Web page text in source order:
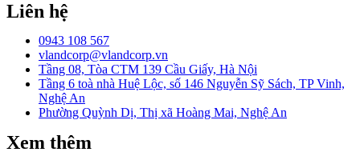
Liên hệ
0943 108 567
vlandcorp@vlandcorp.vn
Tầng 08, Tòa CTM 139 Cầu Giấy, Hà Nội
Tầng 6 toà nhà Huệ Lộc, số 146 Nguyễn Sỹ Sách, TP Vinh,
Nghệ An
Phường Quỳnh Dị, Thị xã Hoàng Mai, Nghệ An
Xem thêm